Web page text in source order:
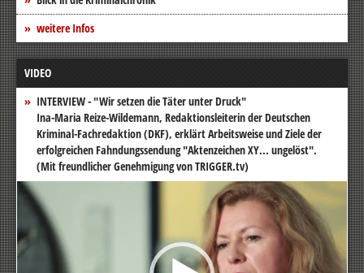
weitere Infos
VIDEO
INTERVIEW - "Wir setzen die Täter unter Druck"
Ina-Maria Reize-Wildemann, Redaktionsleiterin der Deutschen
Kriminal-Fachredaktion (DKF), erklärt Arbeitsweise und Ziele der
erfolgreichen Fahndungssendung "Aktenzeichen XY... ungelöst".
(Mit freundlicher Genehmigung von TRIGGER.tv)
Video-
Player